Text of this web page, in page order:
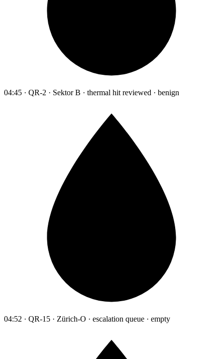
04:45 · QR-2 · Sektor B · thermal hit reviewed · benign
04:52 · QR-15 · Zürich-O · escalation queue · empty